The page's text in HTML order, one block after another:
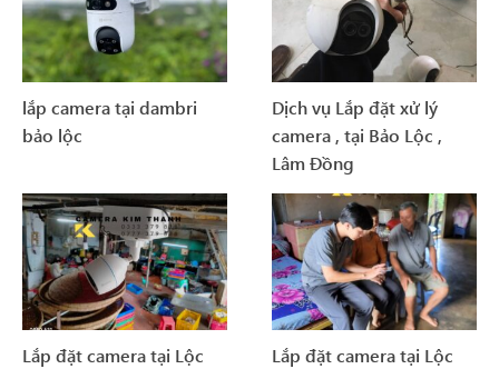
lắp camera tại dambri
bảo lộc
Dịch vụ Lắp đặt xử lý
camera , tại Bảo Lộc ,
Lâm Đồng
Lắp đặt camera tại Lộc
Lắp đặt camera tại Lộc